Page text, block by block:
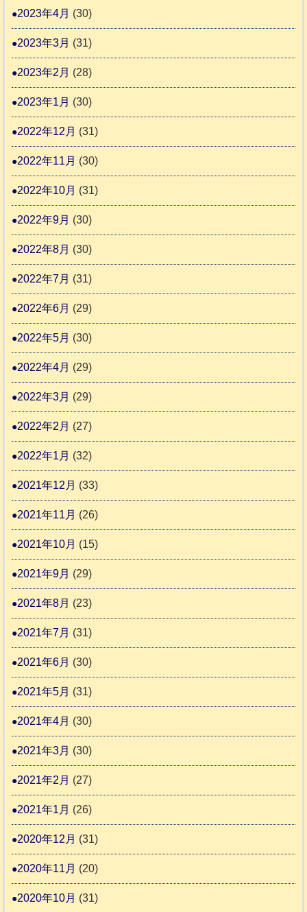
2023年4月 (30)
2023年3月 (31)
2023年2月 (28)
2023年1月 (30)
2022年12月 (31)
2022年11月 (30)
2022年10月 (31)
2022年9月 (30)
2022年8月 (30)
2022年7月 (31)
2022年6月 (29)
2022年5月 (30)
2022年4月 (29)
2022年3月 (29)
2022年2月 (27)
2022年1月 (32)
2021年12月 (33)
2021年11月 (26)
2021年10月 (15)
2021年9月 (29)
2021年8月 (23)
2021年7月 (31)
2021年6月 (30)
2021年5月 (31)
2021年4月 (30)
2021年3月 (30)
2021年2月 (27)
2021年1月 (26)
2020年12月 (31)
2020年11月 (20)
2020年10月 (31)